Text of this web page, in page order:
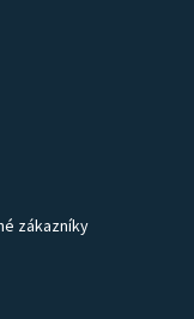
zákazníky